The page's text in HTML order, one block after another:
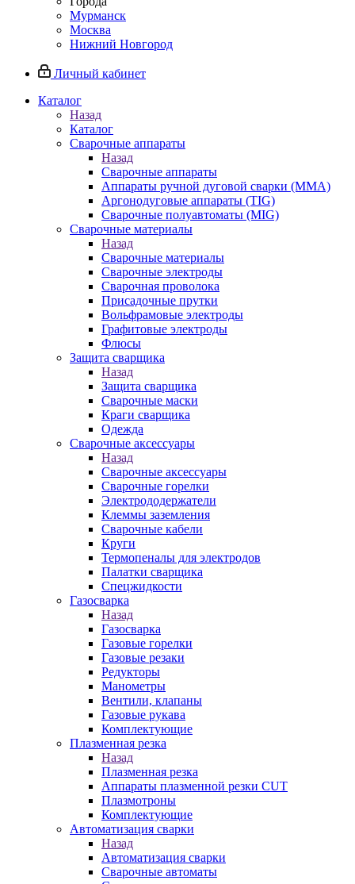
Мурманск
Москва
Нижний Новгород
Личный кабинет
Каталог
Назад
Каталог
Сварочные аппараты
Назад
Сварочные аппараты
Аппараты ручной дуговой сварки (MMA)
Аргонодуговые аппараты (TIG)
Сварочные полуавтоматы (MIG)
Сварочные материалы
Назад
Сварочные материалы
Сварочные электроды
Сварочная проволока
Присадочные прутки
Вольфрамовые электроды
Графитовые электроды
Флюсы
Защита сварщика
Назад
Защита сварщика
Сварочные маски
Краги сварщика
Одежда
Сварочные аксессуары
Назад
Сварочные аксессуары
Сварочные горелки
Электрододержатели
Клеммы заземления
Сварочные кабели
Круги
Термопеналы для электродов
Палатки сварщика
Спецжидкости
Газосварка
Назад
Газосварка
Газовые горелки
Газовые резаки
Редукторы
Манометры
Вентили, клапаны
Газовые рукава
Комплектующие
Плазменная резка
Назад
Плазменная резка
Аппараты плазменной резки CUT
Плазмотроны
Комплектующие
Автоматизация сварки
Назад
Автоматизация сварки
Сварочные автоматы